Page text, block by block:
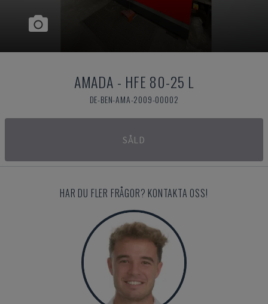
AMADA - HFE 80-25 L
DE-BEN-AMA-2009-00002
SÅLD
HAR DU FLER FRÅGOR? KONTAKTA OSS!